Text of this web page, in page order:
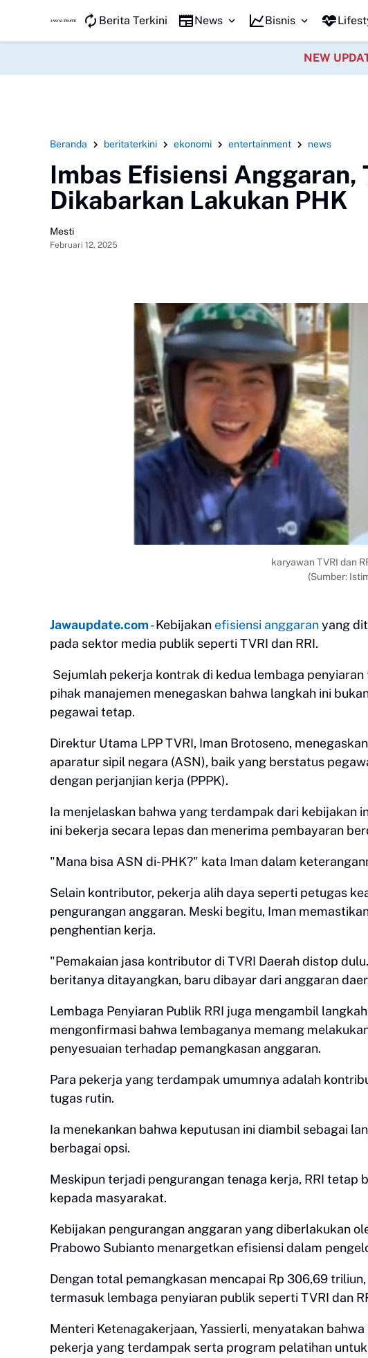
JAWA KILAT
Berita Terkini News Bisnis
NEW
Beranda beritaterkini ekonomi entertainment news
Imbas Efisiensi Anggaran,
Dikabarkan Lakukan PHK
Mesti
Februari 12, 2025
karyawan TVRI dan
(Sumber:
Jawaupdate.com- Kebijakan efisiensi anggaranyang
pada sektor media publik seperti TVRI dan RRI.
Sejumlah pekerja kontrak di kedua lembaga
pihak manajemen menegaskan bahwa langkah ini
pegawai tetap.
Direktur Utama LPP TVRI, Iman Brotoseno,
aparatur sipil negara (ASN), baik yang berstatus
dengan perjanjian kerja (PPPK).
Ia menjelaskan bahwa yang terdampak dari kebijakan
ini bekerja secara lepas dan menerima pembayaran
"Mana bisa ASN di-PHK?" kata Iman dalam
Selain kontributor, pekerja alih daya seperti petugas
pengurangan anggaran. Meski begitu, Iman
penghentian kerja.
"Pemakaian jasa kontributor di TVRI Daerah distop
beritanya ditayangkan, baru dibayar dari anggaran
Lembaga Penyiaran Publik RRI juga mengambil
mengonfirmasi bahwa lembaganya memang
penyesuaian terhadap pemangkasan anggaran.
Para pekerja yang terdampak umumnya adalah
tugas rutin.
Ia menekankan bahwa keputusan ini diambil sebagai
berbagai opsi.
Meskipun terjadi pengurangan tenaga kerja, RRI
kepada masyarakat.
Kebijakan pengurangan anggaran yang diberlakukan
Prabowo Subianto menargetkan efisiensi dalam
Dengan total pemangkasan mencapai Rp 306,69
termasuk lembaga penyiaran publik seperti TVRI dan
Menteri Ketenagakerjaan, Yassierli, menyatakan
pekerja yang terdampak serta program pelatihan